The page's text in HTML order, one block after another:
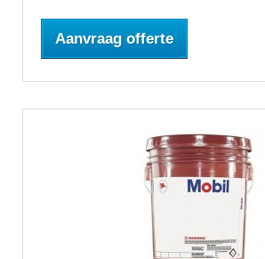
Aanvraag offerte